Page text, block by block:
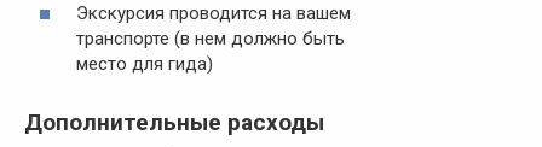
Экскурсия проводится на вашем
транспорте (в нем должно быть
место для гида)
Дополнительные расходы